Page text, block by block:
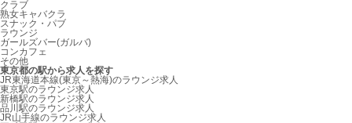
クラブ
熟女キャバクラ
スナック・パブ
ラウンジ
ガールズバー(ガルバ)
コンカフェ
その他
東京都の駅から求人を探す
JR東海道本線(東京～熱海)のラウンジ求人
東京駅のラウンジ求人
新橋駅のラウンジ求人
品川駅のラウンジ求人
JR山手線のラウンジ求人